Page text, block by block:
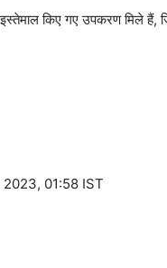
इस्तेमाल किए गए उपकरण मिले
01:58 IST